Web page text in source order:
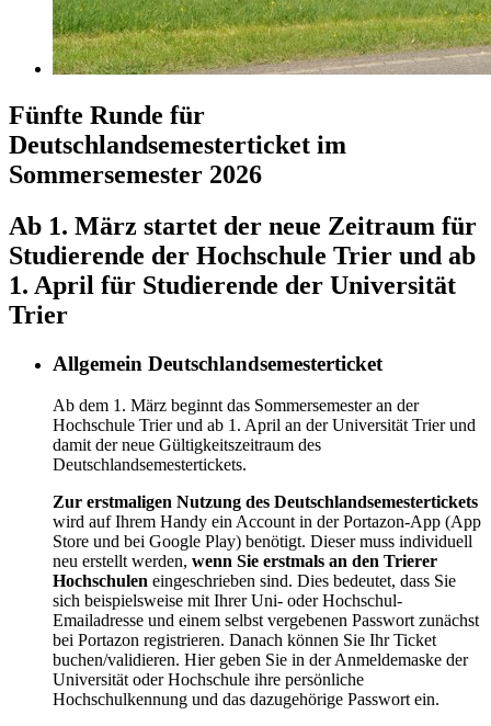
Fünfte Runde für
Deutschlandsemesterticket im
Sommersemester 2026
Ab 1. März startet der neue Zeitraum für
Studierende der Hochschule Trier und ab
1. April für Studierende der Universität
Trier
Allgemein Deutschlandsemesterticket
Ab dem 1. März beginnt das Sommersemester an der
Hochschule Trier und ab 1. April an der Universität Trier und
damit der neue Gültigkeitszeitraum des
Deutschlandsemestertickets.
Zur erstmaligen Nutzung des Deutschlandsemestertickets
wird auf Ihrem Handy ein Account in der Portazon-App (App
Store und bei Google Play) benötigt. Dieser muss individuell
neu erstellt werden, wenn Sie erstmals an den Trierer
Hochschulen eingeschrieben sind. Dies bedeutet, dass Sie
sich beispielsweise mit Ihrer Uni- oder Hochschul-
Emailadresse und einem selbst vergebenen Passwort zunächst
bei Portazon registrieren. Danach können Sie Ihr Ticket
buchen/validieren. Hier geben Sie in der Anmeldemaske der
Universität oder Hochschule ihre persönliche
Hochschulkennung und das dazugehörige Passwort ein.